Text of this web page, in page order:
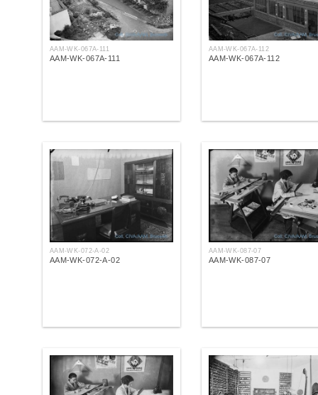
AAM-WK-067A-111
AAM-WK-067A-111
AAM-WK-067A-112
AAM-WK-067A-112
AAM-WK-072-A-02
AAM-WK-072-A-02
AAM-WK-087-07
AAM-WK-087-07